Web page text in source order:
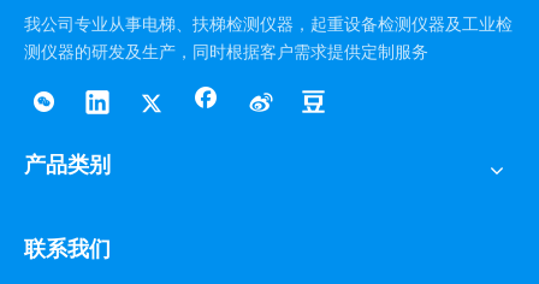
我公司专业从事电梯、扶梯检测仪器，起重设备检测仪器及工业检
测仪器的研发及生产，同时根据客户需求提供定制服务
产品类别
联系我们